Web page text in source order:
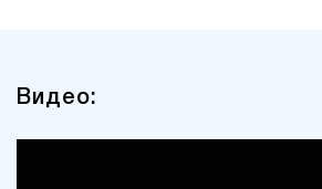
Видео: